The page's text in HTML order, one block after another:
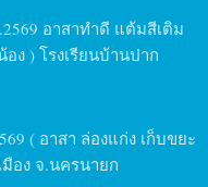
อาสาทำดี แต้มสีเติม
ง ) โรงเรียนบ้านปาก
( อาสา ล่องแก่ง เก็บขยะ
อง จ.นครนายก